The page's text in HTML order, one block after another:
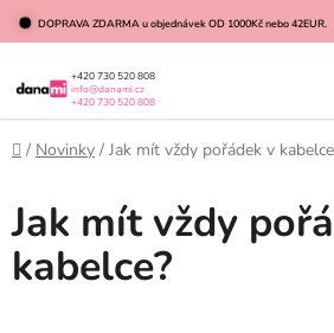
Přejít
na
DOPRAVA ZDARMA u objednávek OD 1000Kč nebo 42EUR.
+420 730 520 808
info@danami.cz
+420 730 520 808
Domů
/ Novinky / Jak mít vždy pořádek v
Jak mít vždy
kabelce?